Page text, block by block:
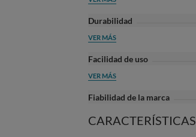
Durabilidad
VER MÁS
Facilidad de uso
VER MÁS
Fiabilidad de la marca
CARACTERÍSTICAS